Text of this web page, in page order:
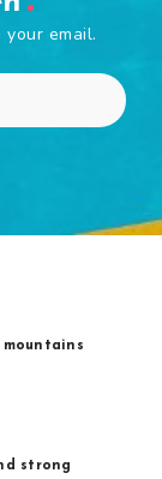
email.
strong